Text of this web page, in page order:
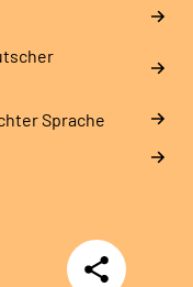
Sprache
Teilen